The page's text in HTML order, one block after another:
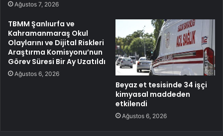
Ağustos 7, 2026
TBMM Şanlıurfa ve
Kahramanmaraş Okul
Olaylarını ve Dijital Riskleri
Araştırma Komisyonu’nun
Görev Süresi Bir Ay Uzatıldı
Ağustos 6, 2026
Beyaz et tesisinde 34 işçi
kimyasal maddeden
etkilendi
Ağustos 6, 2026